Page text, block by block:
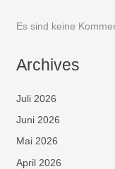
Es sind keine
Archives
Juli 2026
Juni 2026
Mai 2026
April 2026